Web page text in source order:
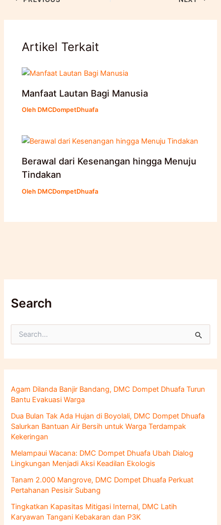
Artikel Terkait
Manfaat Lautan Bagi Manusia
Oleh DMCDompetDhuafa
Berawal dari Kesenangan hingga Menuju
Tindakan
Oleh DMCDompetDhuafa
Search
a
t
u
k
:
Agam Dilanda Banjir Bandang, DMC Dompet Dhuafa Turun
Bantu Evakuasi Warga
Dua Bulan Tak Ada Hujan di Boyolali, DMC Dompet Dhuafa
Salurkan Bantuan Air Bersih untuk Warga Terdampak
Kekeringan
Melampaui Wacana: DMC Dompet Dhuafa Ubah Dialog
Lingkungan Menjadi Aksi Keadilan Ekologis
Tanam 2.000 Mangrove, DMC Dompet Dhuafa Perkuat
Pertahanan Pesisir Subang
Tingkatkan Kapasitas Mitigasi Internal, DMC Latih
Karyawan Tangani Kebakaran dan P3K